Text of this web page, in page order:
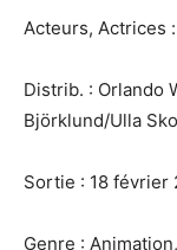
Acteurs, Actrices :
Distrib. : Orlando
Björklund/Ulla
Sortie : 18 février
Genre :